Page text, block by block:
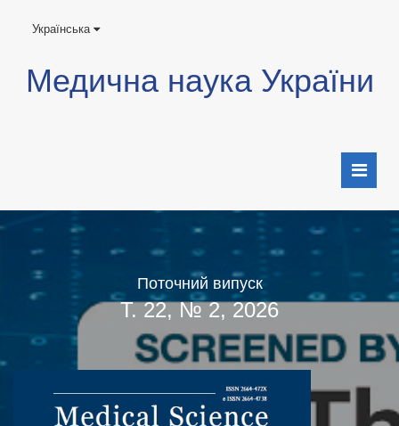
Українська
Медична наука України
Поточний випуск
Т. 22, № 2, 2026